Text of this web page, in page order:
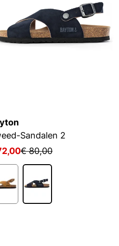
Sandalen 2
€ 80,00